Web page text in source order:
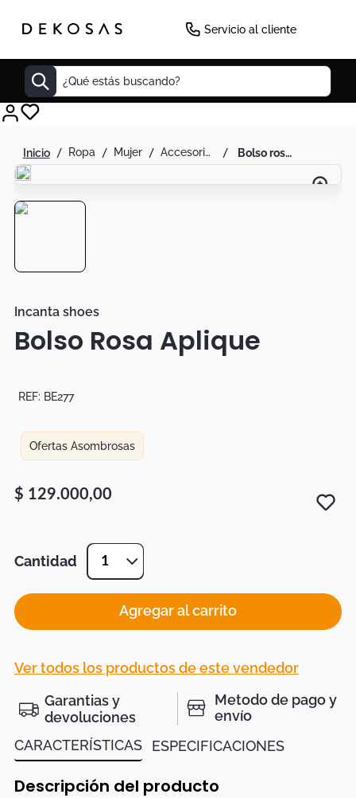
Servicio al cliente
¿Qué estás buscando?
ropa mujer accesorios bolso rosa aplique
Incanta shoes
Bolso Rosa Aplique
REF: BE277
Ofertas Asombrosas
$ 129.000,00
Cantidad 1
Agregar al carrito
Ver todos los productos de este vendedor
Garantias y
devoluciones
Metodo de pago y
envío
CARACTERÍSTICAS
ESPECIFICACIONES
Descripción del producto
Decoracion
Cuadro
Duvet